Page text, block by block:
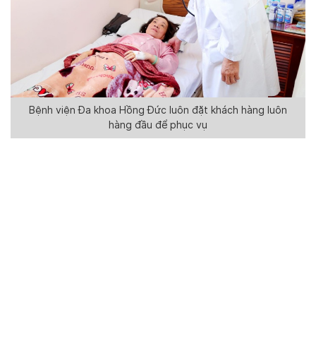
Bệnh viện Đa khoa Hồng Đức luôn đặt khách hàng luôn
hàng đầu để phục vụ